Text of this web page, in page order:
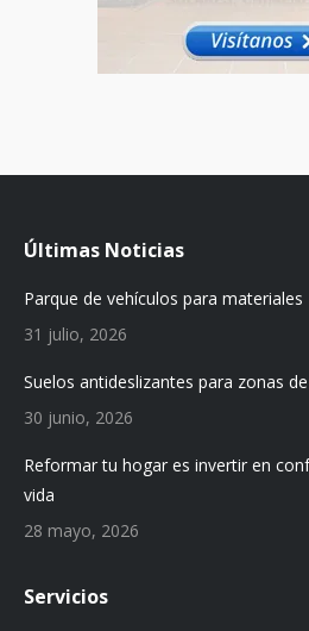
Últimas Noticias
Parque de vehículos para materiales
31 julio, 2026
Suelos antideslizantes para zonas
30 junio, 2026
Reformar tu hogar es invertir en
vida
28 mayo, 2026
Servicios